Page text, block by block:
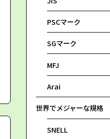
PSCマーク
SGマーク
MFJ
Arai
世界でメジャーな規格
SNELL